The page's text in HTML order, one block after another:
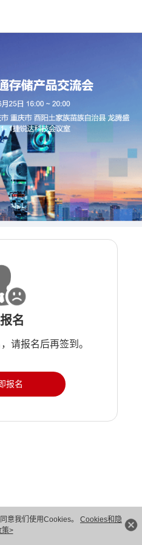
意我们使用Cookies。 Cookies和隐
策>
名
请报名后再签到。
报名
。 保留一切权利。粤A2-20044005号
法律声明